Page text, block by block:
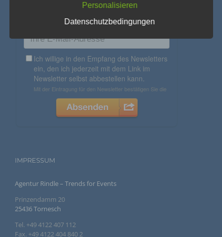
IMPRESSUM
Agentur Rindle – Trends for Events
Prinzendamm 20
25436 Tornesch
Tel. +49 4122 407 112
Fax. +49 4122 404 840 2
b) betroffene Person
personenbezogene Daten von dem für die Verarbeitung
Verantwortlichen verarbeitet werden.
Verarbeitung ist jeder mit oder ohne Hilfe
Auslesen, das Abfragen, die Verwendung, die
Verknüpfung, die Einschränkung, das Löschen oder die
Personalisieren
Datenschutzbedingungen